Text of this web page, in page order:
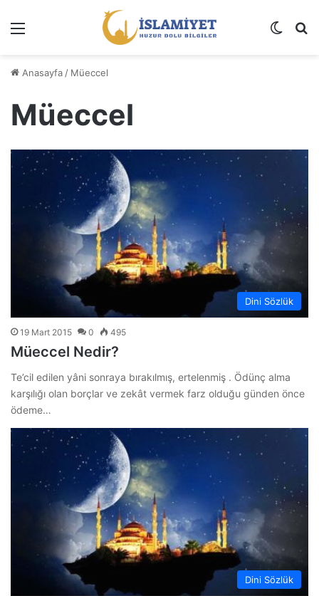
Dış
Anasayfa / Müeccel
Müeccel
Dini Sözlük
19 Mart 2015 0 495
Müeccel Nedir?
Te’cil edilen yâni sonraya bırakılmış, ertelenmiş . Ödünç alma
karşılığı olan borçlar ve zekât vermek farz olduğu günden önce
ödeme…
Dini Sözlük